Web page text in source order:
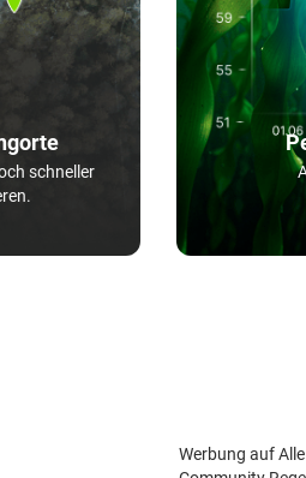
schneller
Werbung auf